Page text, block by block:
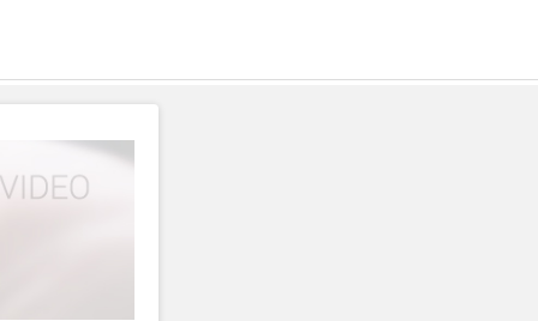
werden